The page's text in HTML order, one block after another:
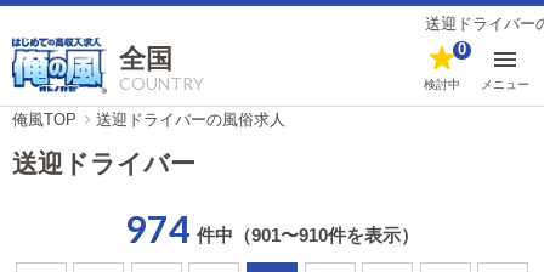
送迎ドライバーの風俗
全国
COUNTRY 検討中
0
メニュー
俺風TOP 送迎ドライバーの風俗求人
送迎ドライバー
974 件中（901〜910件を表示）